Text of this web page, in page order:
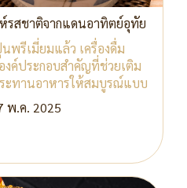
สชาติจากแดนอาทิตย์อุทัย
พรีเมี่ยมแล้ว เครื่องดื่ม
ค์ประกอบสำคัญที่ช่วยเติม
ะทานอาหารให้สมบูรณ์แบบ
พ.ค. 2025